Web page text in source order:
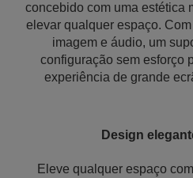
concebido com uma estética
elevar qualquer espaço.
imagem e áudio, um
configuração sem esforço
experiência de grande
Design
Eleve qualquer espaço